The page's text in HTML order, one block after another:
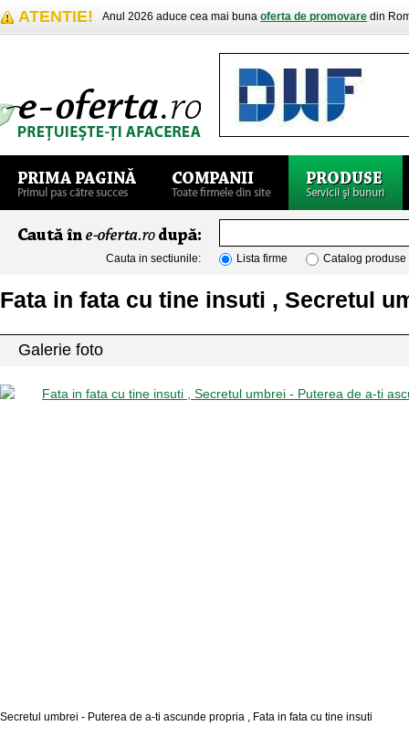
ATENTIE! Anul 2026 aduce cea mai buna oferta de promovare din
Cauta in sectiunile: Lista firme Catalog produse
Fata in fata cu tine insuti , Secretul
Galerie foto
Secretul umbrei - Puterea de a-ti ascunde propria , Fata in fata cu tine insuti